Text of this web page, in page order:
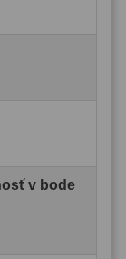
v bode